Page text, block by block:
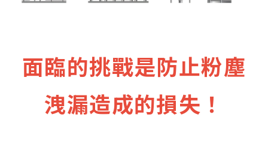
面臨的挑戰是防止粉塵
洩漏造成的損失！